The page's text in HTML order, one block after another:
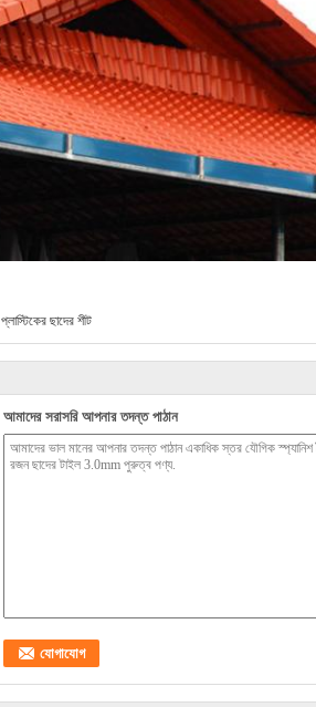
প্লাস্টিকের ছাদের শীট
আমাদের সরাসরি আপনার তদন্ত পাঠান